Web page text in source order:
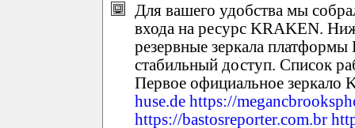
Для вашего удобства мы
входа на ресурс KRAKEN.
резервные зеркала
стабильный доступ. Список
Первое официальное
huse.de https://
https://bastosreporter.com.br